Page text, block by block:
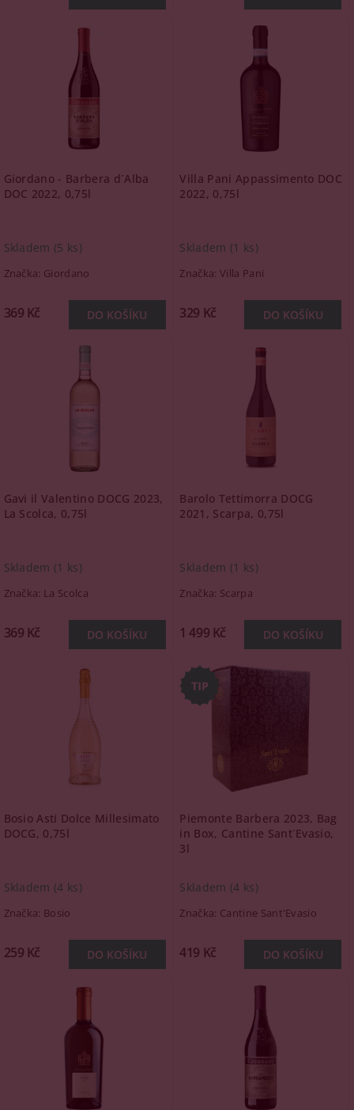
Giordano - Barbera d´Alba
DOC 2022, 0,75l
Skladem (5 ks)
Značka: Giordano
369 Kč
Villa Pani Appassimento DOC
2022, 0,75l
Skladem (1 ks)
Značka: Villa Pani
329 Kč
Gavi il Valentino DOCG 2023,
La Scolca, 0,75l
Skladem (1 ks)
Značka: La Scolca
369 Kč
Barolo Tettimorra DOCG
2021, Scarpa, 0,75l
Skladem (1 ks)
Značka: Scarpa
1 499 Kč
Bosio Asti Dolce Millesimato
DOCG, 0,75l
Skladem (4 ks)
Značka: Bosio
259 Kč
Piemonte Barbera 2023, Bag
in Box, Cantine Sant´Evasio,
3l
Skladem (4 ks)
Značka: Cantine Sant'Evasio
419 Kč